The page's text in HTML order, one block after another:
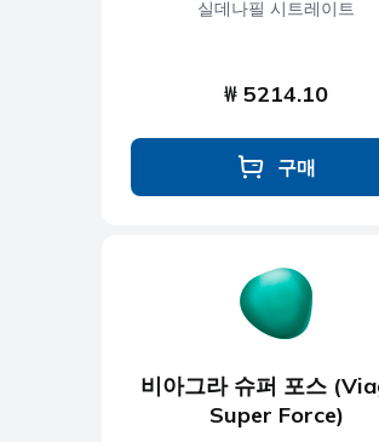
실데나필 시트레이트
₩ 5214.10
구매
비아그라 슈퍼 포스
Super Force)